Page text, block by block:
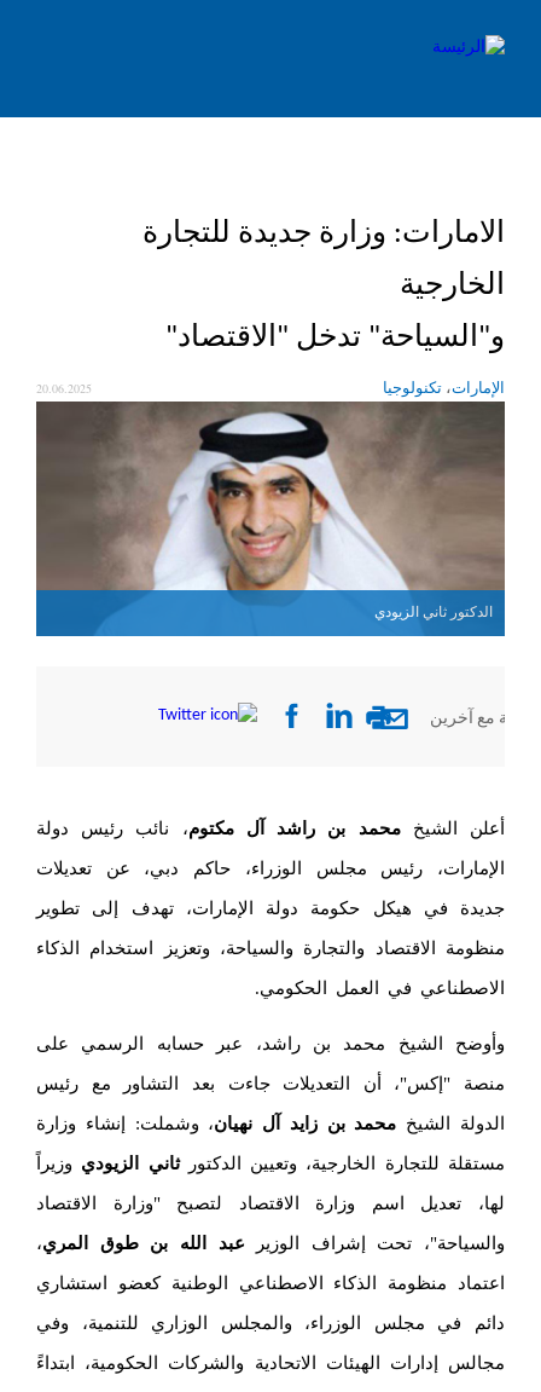
الامارات: وزارة جديدة للتجارة
الخارجية
و"السياحة" تدخل "الاقتصاد"
الإمارات، تكنولوجيا 20.06.2025
الدكتور ثاني الزيودي
مع آخرين
أعلن الشيخمحمد بن راشد آل مكتوم، نائب رئيس دولة
الإمارات، رئيس مجلس الوزراء، حاكم دبي، عن تعديلات
جديدة في هيكل حكومة دولة الإمارات، تهدف إلى تطوير
منظومة الاقتصاد والتجارة والسياحة، وتعزيز استخدام الذكاء
الاصطناعي في العمل الحكومي.
وأوضح الشيخ محمد بن راشد، عبر حسابه الرسمي على
منصة "إكس"، أن التعديلات جاءت بعد التشاور مع رئيس
الدولة الشيخ محمد بن زايد آل نهيان، وشملت: إنشاء وزارة
مستقلة للتجارة الخارجية، وتعيين الدكتورثاني الزيودي وزيراً
لها، تعديل اسم وزارة الاقتصاد لتصبح "وزارة الاقتصاد
والسياحة"، تحت إشراف الوزير عبد الله بن طوق المري،
اعتماد منظومة الذكاء الاصطناعي الوطنية كعضو استشاري
دائم في مجلس الوزراء، والمجلس الوزاري للتنمية، وفي
مجالس إدارات الهيئات الاتحادية والشركات الحكومية، ابتداءً